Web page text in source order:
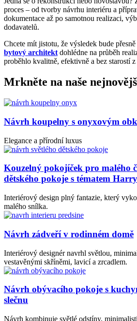
proces – od tvorby návrhu interiéru a
dokumentace až po samotnou realizaci,
dodavatelů.
Chcete mít jistotu, že výsledek bude
bytový architektdohlédne na průběh
proběhlo kvalitně, efektivně a bez starostí z
Mrkněte na naše
Návrh koupelny s onyxovým
Elegance a přírodní luxus
Kouzelný pokojíček pro malého
dětského pokoje s tématem
Interiérový design plný fantazie, který
malého snílka.
Návrh zádveří v rodinném domě
Interiérový designér navrhl světlou,
vestavěnými skříněmi, lavicí a zrcadlem.
Návrh obývacího pokoje s
slečnu
Návrh kombinuje světlé odstíny,